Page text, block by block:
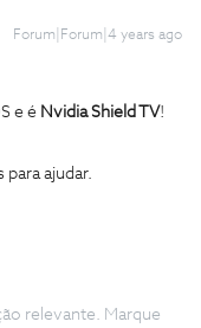
Forum|Forum|4 years ago
e é Nvidia Shield TV!
ajudar.
relevante. Marque